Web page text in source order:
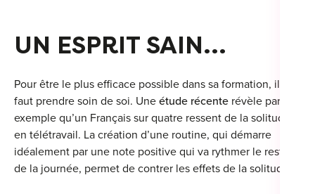
UN ESPRIT SAIN…
Pour être le plus efficace possible dans sa formation, il
faut prendre soin de soi. Une étude récente révèle par
exemple qu’un Français sur quatre ressent de la solitude
en télétravail. La création d’une routine, qui démarre
idéalement par une note positive qui va rythmer le reste
de la journée, permet de contrer les effets de la solitude.